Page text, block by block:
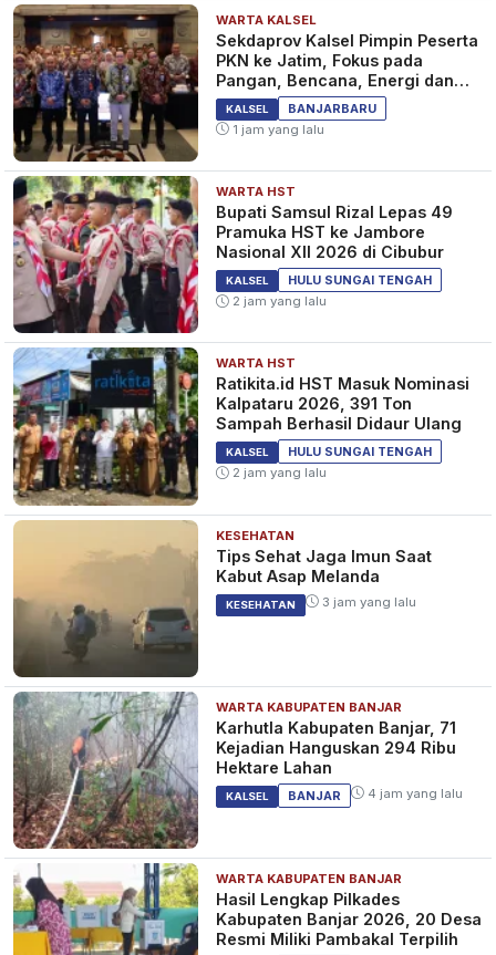
WARTA KALSEL
Sekdaprov Kalsel Pimpin Peserta
PKN ke Jatim, Fokus pada
Pangan, Bencana, Energi dan
Ekonomi
KALSEL
BANJARBARU
1 jam yang lalu
WARTA HST
Bupati Samsul Rizal Lepas 49
Pramuka HST ke Jambore
Nasional XII 2026 di Cibubur
KALSEL
HULU SUNGAI TENGAH
2 jam yang lalu
WARTA HST
Ratikita.id HST Masuk Nominasi
Kalpataru 2026, 391 Ton
Sampah Berhasil Didaur Ulang
KALSEL
HULU SUNGAI TENGAH
2 jam yang lalu
KESEHATAN
Tips Sehat Jaga Imun Saat
Kabut Asap Melanda
KESEHATAN 3 jam yang lalu
WARTA KABUPATEN BANJAR
Karhutla Kabupaten Banjar, 71
Kejadian Hanguskan 294 Ribu
Hektare Lahan
KALSEL BANJAR 4 jam yang lalu
WARTA KABUPATEN BANJAR
Hasil Lengkap Pilkades
Kabupaten Banjar 2026, 20 Desa
Resmi Miliki Pambakal Terpilih